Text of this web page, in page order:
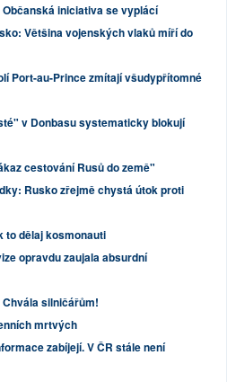
Občanská iniciativa se vyplácí
Většina vojenských vlaků míří do
Port-au-Prince zmítají všudypřítomné
v Donbasu systematicky blokují
cestování Rusů do země"
Rusko zřejmě chystá útok proti
to dělaj kosmonauti
opravdu zaujala absurdní
Chvála silničářům!
mrtvých
zabíjejí. V ČR stále není